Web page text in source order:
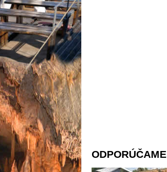
ODPORÚČAME